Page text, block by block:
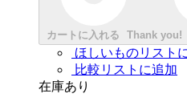
カートに入れる Thank you!
ほしいものリスト
比較リストに追加
在庫あり